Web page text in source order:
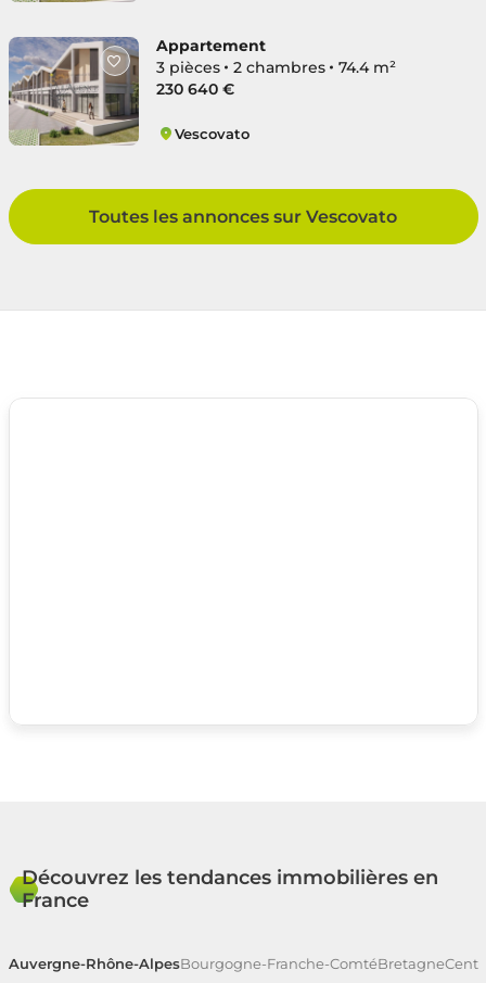
Appartement
3 pièces
2 chambres
74.4 m²
230 640 €
Vescovato
Toutes les annonces sur Vescovato
Découvrez les tendances immobilières en
France
Auvergne-Rhône-AlpesBourgogne-Franche-ComtéBretagne